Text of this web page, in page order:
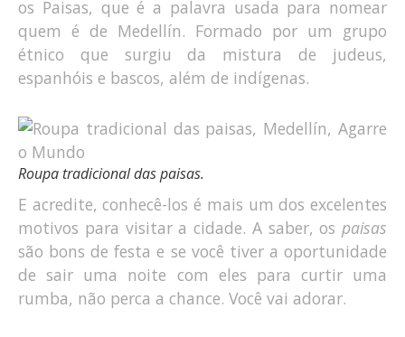
os Paisas, que é a palavra usada para nomear
quem é de Medellín. Formado por um grupo
étnico que surgiu da mistura de judeus,
espanhóis e bascos, além de indígenas.
Roupa tradicional das paisas.
E acredite, conhecê-los é mais um dos excelentes
motivos para visitar a cidade. A saber, os paisas
são bons de festa e se você tiver a oportunidade
de sair uma noite com eles para curtir uma
rumba, não perca a chance. Você vai adorar.